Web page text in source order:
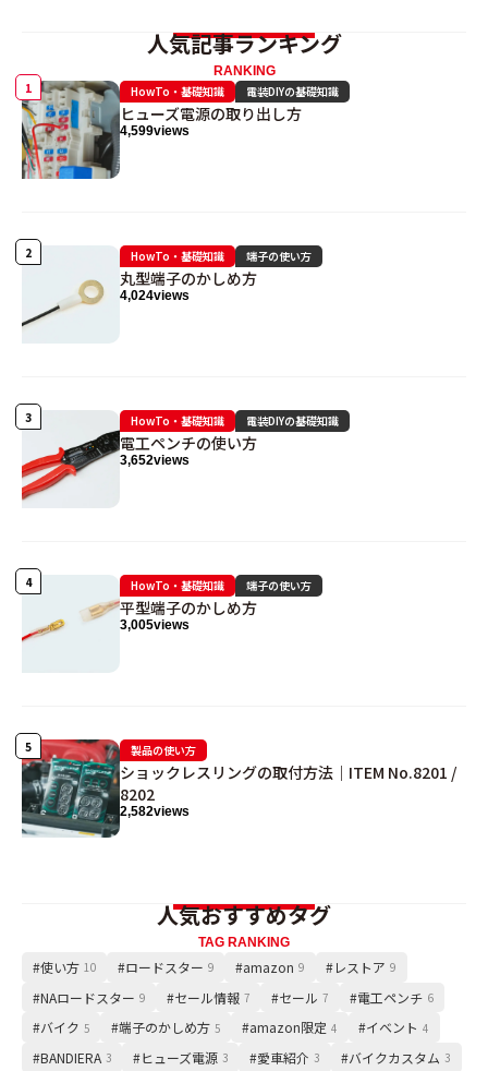
人気記事ランキング
RANKING
HowTo・基礎知識 電装DIYの基礎知識
ヒューズ電源の取り出し方
4,599views
HowTo・基礎知識 端子の使い方
丸型端子のかしめ方
4,024views
HowTo・基礎知識 電装DIYの基礎知識
電工ペンチの使い方
3,652views
HowTo・基礎知識 端子の使い方
平型端子のかしめ方
3,005views
製品の使い方
ショックレスリングの取付方法｜ITEM No.8201 /
8202
2,582views
人気おすすめタグ
TAG RANKING
#使い方 10 #ロードスター 9 #amazon 9 #レストア 9
#NAロードスター 9 #セール情報 7 #セール 7 #電工ペンチ 6
#バイク 5 #端子のかしめ方 5 #amazon限定 4 #イベント 4
#BANDIERA 3 #ヒューズ電源 3 #愛車紹介 3 #バイクカスタム 3